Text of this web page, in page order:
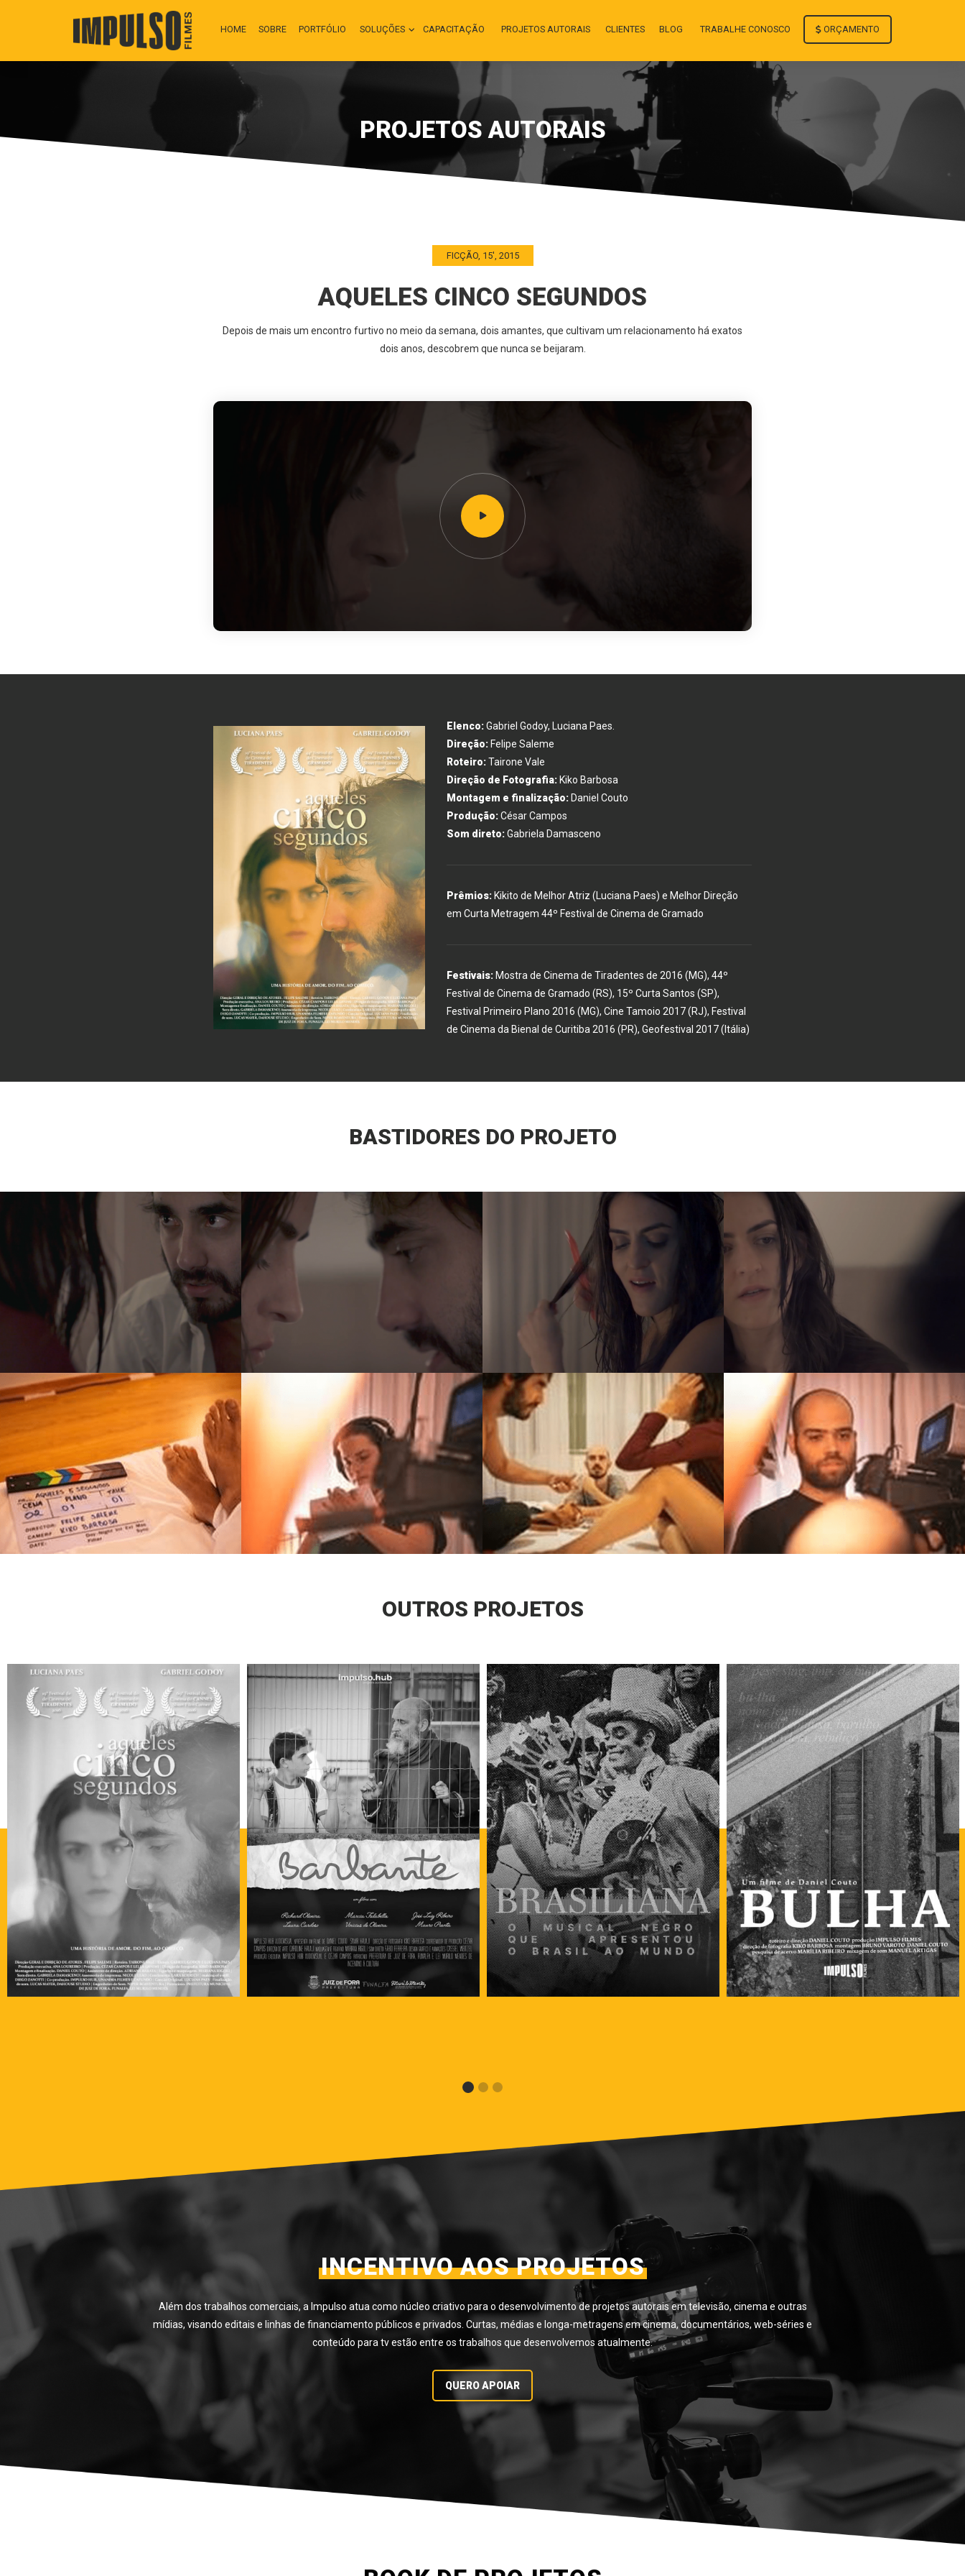
HOME SOBRE PORTFÓLIO SOLUÇÕES CAPACITAÇÃO PROJETOS AUTORAIS CLIENTES BLOG TRABALHE CONOSCO ORÇAMENTO
PROJETOS AUTORAIS
FICÇÃO, 15', 2015
AQUELES CINCO SEGUNDOS
Depois de mais um encontro furtivo no meio da semana, dois amantes, que cultivam um relacionamento há exatos
dois anos, descobrem que nunca se beijaram.
Elenco:Gabriel Godoy, Luciana Paes.
Direção: Felipe Saleme
Roteiro:Tairone Vale
Direção de Fotografia: Kiko Barbosa
Montagem e finalização: Daniel Couto
Produção:César Campos
Som direto:Gabriela Damasceno
Prêmios: Kikito de Melhor Atriz (Luciana Paes) e Melhor Direção
em Curta Metragem 44º Festival de Cinema de Gramado
Festivais: Mostra de Cinema de Tiradentes de 2016 (MG), 44º
Festival de Cinema de Gramado (RS), 15º Curta Santos (SP),
Festival Primeiro Plano 2016 (MG), Cine Tamoio 2017 (RJ), Festival
de Cinema da Bienal de Curitiba 2016 (PR), Geofestival 2017 (Itália)
BASTIDORES DO PROJETO
OUTROS PROJETOS
INCENTIVO AOS PROJETOS
Além dos trabalhos comerciais, a Impulso atua como núcleo criativo para o desenvolvimento de projetos autorais em televisão, cinema e outras
mídias, visando editais e linhas de financiamento públicos e privados. Curtas, médias e longa-metragens em cinema, documentários, web-séries e
conteúdo para tv estão entre os trabalhos que desenvolvemos atualmente.
QUERO APOIAR